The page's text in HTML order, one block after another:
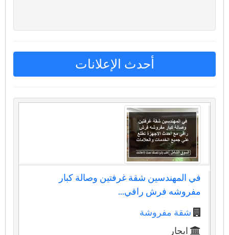
أحدث الإعلانات
في المهندسين شقة غرفتين وصالة كبار
مفروشه فرش راقي...
شقة مفروشة
ايجار